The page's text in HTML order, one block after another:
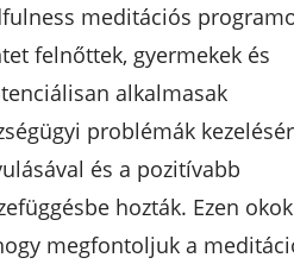
meditációs
felnőttek, gyermekek és
alkalmasak
problémák
és a pozitívabb
hozták. Ezen okok
megfontoljuk a